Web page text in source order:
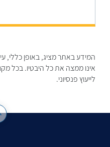
המידע באתר מציג, באופן כללי,
אינו ממצה את כל היבטיו. בכל
לייעוץ פנסיוני.